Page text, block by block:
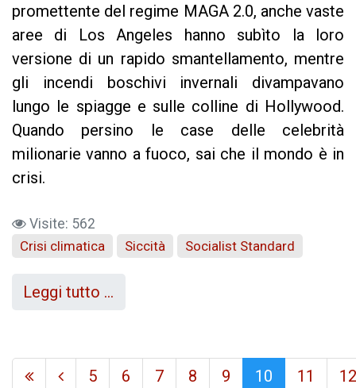
promettente del regime MAGA 2.0, anche vaste
aree di Los Angeles hanno subìto la loro
versione di un rapido smantellamento, mentre
gli incendi boschivi invernali divampavano
lungo le spiagge e sulle colline di Hollywood.
Quando persino le case delle celebrità
milionarie vanno a fuoco, sai che il mondo è in
crisi.
Visite: 562
Crisi climatica
Siccità Socialist Standard
Leggi tutto …
5 6 7 8 9 10 11 12